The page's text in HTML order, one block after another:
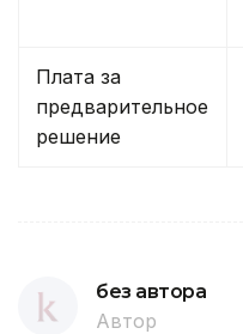
Плата за
предварительное
решение
без автора
Автор